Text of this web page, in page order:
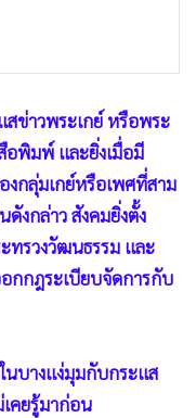
สข่าวพระเกย์ หรือพระ
พิมพ์ และยิ่งเมื่อมี
กลุ่มเกย์หรือเพศที่สาม
งกล่าว สังคมยิ่งตั้ง
ทรวงวัฒนธรรม และ
กกฎระเบียบจัดการกับ
บางแง่มุมกับกระแส
คยรู้มาก่อน